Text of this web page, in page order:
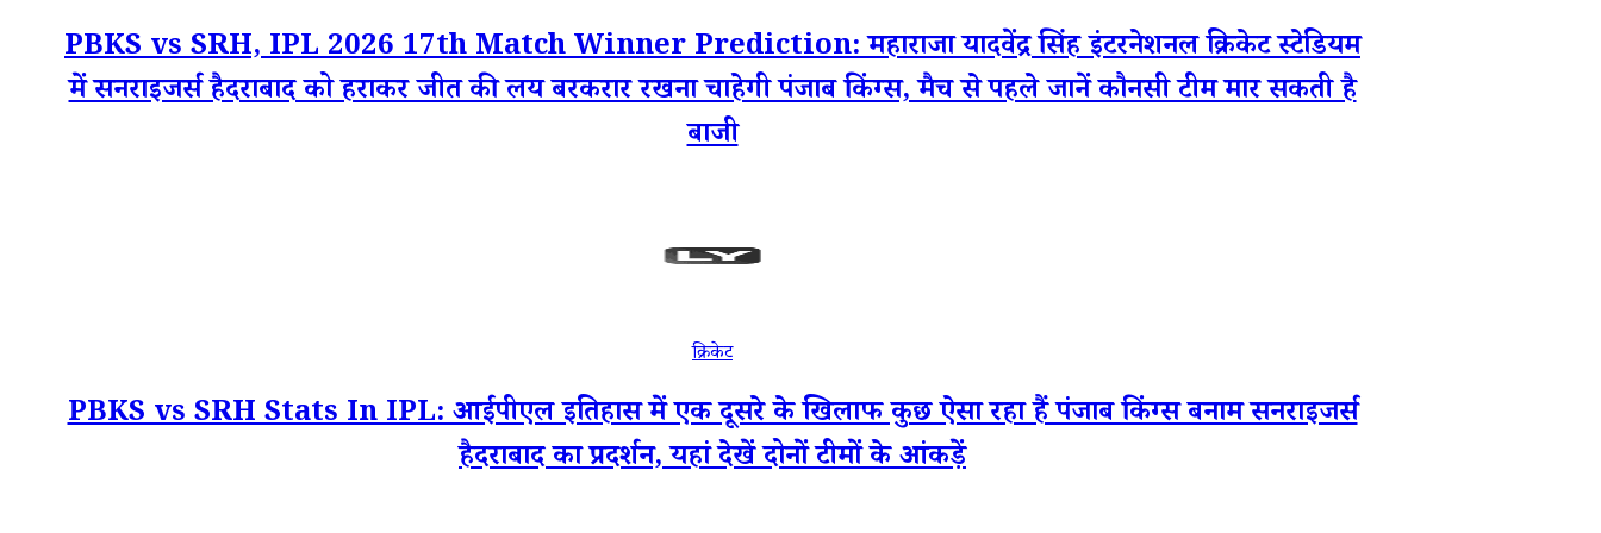
PBKS vs SRH, IPL 2026 17th Match Winner Prediction: महाराजा यादवेंद्र सिंह इंटरनेशनल क्रिकेट स्टेडियम
में सनराइजर्स हैदराबाद को हराकर जीत की लय बरकरार रखना चाहेगी पंजाब किंग्स, मैच से पहले जानें कौनसी टीम मार सकती है
बाजी
क्रिकेट
PBKS vs SRH Stats In IPL: आईपीएल इतिहास में एक दूसरे के खिलाफ कुछ ऐसा रहा हैं पंजाब किंग्स बनाम सनराइजर्स
हैदराबाद का प्रदर्शन, यहां देखें दोनों टीमों के आंकड़ें